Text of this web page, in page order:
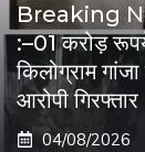
Breaking
:–01 करोड़
किलोग्राम
आरोपी गिरफ्तार
04/08/2026